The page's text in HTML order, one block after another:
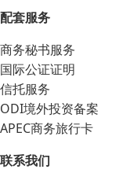
配套服务
商务秘书服务
国际公证证明
信托服务
ODI境外投资备案
APEC商务旅行卡
联系我们